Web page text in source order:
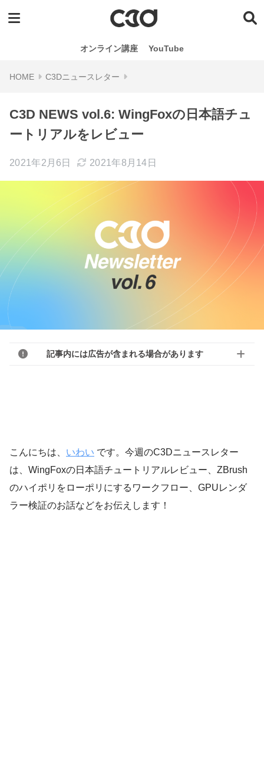
オンライン講座 YouTube
C3Dニュースレター
C3D NEWS vol.6: WingFoxの日本語チュ
ートリアルをレビュー
2021年2月6日 2021年8月14日
記事内には広告が含まれる場合があります
こんにちは、 いわい です。今週のC3Dニュースレター
は、WingFoxの日本語チュートリアルレビュー、ZBrush
のハイポリをローポリにするワークフロー、GPUレンダ
ラー検証のお話などをお伝えします！